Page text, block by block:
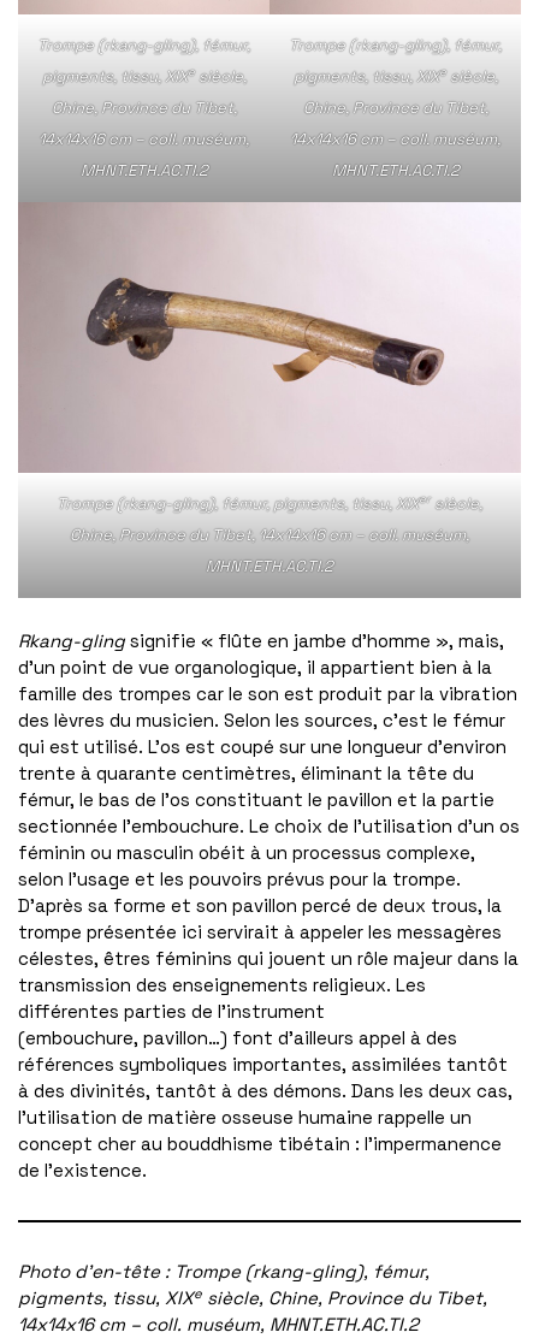
Trompe (rkang-gling), fémur,
pigments, tissu, XIXesiècle,
Chine, Province du Tibet,
14x14x16 cm – coll. muséum,
MHNT.ETH.AC.TI.2
Trompe (rkang-gling), fémur,
pigments, tissu, XIXesiècle,
Chine, Province du Tibet,
14x14x16 cm – coll. muséum,
MHNT.ETH.AC.TI.2
Trompe (rkang-gling), fémur, pigments, tissu, XIXer siècle,
Chine, Province du Tibet, 14x14x16 cm – coll. muséum,
MHNT.ETH.AC.TI.2
Rkang-gling signifie « flûte en jambe d’homme », mais,
d’un point de vue organologique, il appartient bien à la
famille des trompes car le son est produit par la vibration
des lèvres du musicien. Selon les sources, c’est le fémur
qui est utilisé. L’os est coupé sur une longueur d’environ
trente à quarante centimètres, éliminant la tête du
fémur, le bas de l’os constituant le pavillon et la partie
sectionnée l’embouchure. Le choix de l’utilisation d’un os
féminin ou masculin obéit à un processus complexe,
selon l’usage et les pouvoirs prévus pour la trompe.
D’après sa forme et son pavillon percé de deux trous, la
trompe présentée ici servirait à appeler les messagères
célestes, êtres féminins qui jouent un rôle majeur dans la
transmission des enseignements religieux. Les
différentes parties de l’instrument
(embouchure, pavillon…) font d’ailleurs appel à des
références symboliques importantes, assimilées tantôt
à des divinités, tantôt à des démons. Dans les deux cas,
l’utilisation de matière osseuse humaine rappelle un
concept cher au bouddhisme tibétain : l’impermanence
de l’existence.
Photo d’en-tête : Trompe (rkang-gling), fémur,
pigments, tissu, XIXe siècle, Chine, Province du Tibet,
14x14x16 cm – coll. muséum, MHNT.ETH.AC.TI.2